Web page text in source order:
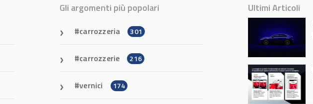
Gli argomenti più popolari
carrozzeria 301
carrozzerie 216
vernici 174
Ultimi Articoli